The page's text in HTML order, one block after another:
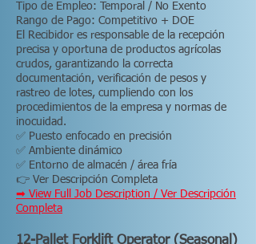
Tipo de Empleo: Temporal / No Exento
Rango de Pago: Competitivo + DOE
El Recibidor es responsable de la recepción
precisa y oportuna de productos agrícolas
crudos, garantizando la correcta
documentación, verificación de pesos y
rastreo de lotes, cumpliendo con los
procedimientos de la empresa y normas de
inocuidad.
✅ Puesto enfocado en precisión
✅ Ambiente dinámico
✅ Entorno de almacén / área fría
👉 Ver Descripción Completa
➡ View Full Job Description / Ver Descripción
Completa
12-Pallet Forklift Operator (Seasonal)